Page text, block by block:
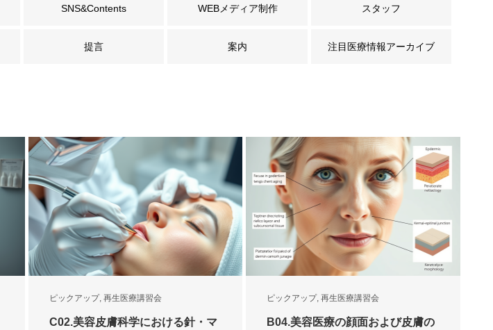
SNS&Contents WEBメディア制作 スタッフ
提言 案内 注目医療情報アーカイブ
ピックアップ, 再生医療講習会
C02.美容皮膚科学における針・マ
ピックアップ,再生医療講習会
B04.美容医療の顔面および皮膚の